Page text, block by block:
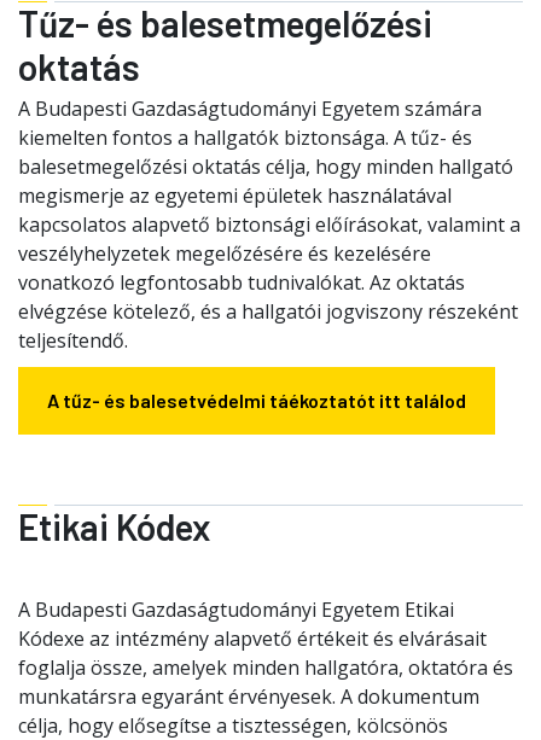
Tűz- és balesetmegelőzési
oktatás
A Budapesti Gazdaságtudományi Egyetem számára
kiemelten fontos a hallgatók biztonsága. A tűz- és
balesetmegelőzési oktatás célja, hogy minden hallgató
megismerje az egyetemi épületek használatával
kapcsolatos alapvető biztonsági előírásokat, valamint a
veszélyhelyzetek megelőzésére és kezelésére
vonatkozó legfontosabb tudnivalókat. Az oktatás
elvégzése kötelező, és a hallgatói jogviszony részeként
teljesítendő.
A tűz- és balesetvédelmi táékoztatót itt találod
Etikai Kódex
A Budapesti Gazdaságtudományi Egyetem Etikai
Kódexe az intézmény alapvető értékeit és elvárásait
foglalja össze, amelyek minden hallgatóra, oktatóra és
munkatársra egyaránt érvényesek. A dokumentum
célja, hogy elősegítse a tisztességen, kölcsönös